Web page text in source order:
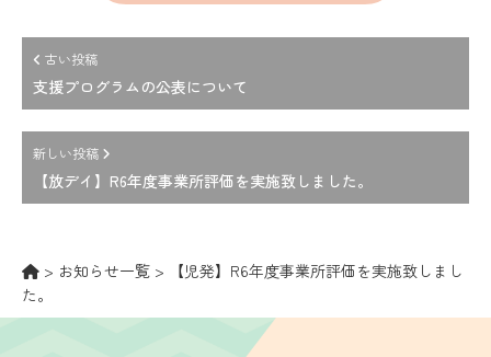
古い投稿
支援プログラムの公表について
新しい投稿
【放デイ】R6年度事業所評価を実施致しました。
> お知らせ一覧 >
【児発】R6年度事業所評価を実施致しまし
た。